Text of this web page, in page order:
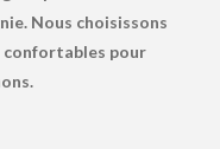
Nous choisissons
pour